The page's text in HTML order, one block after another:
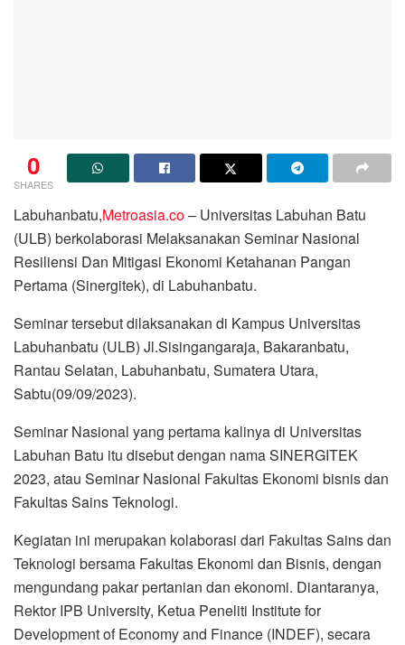
0
SHARES
Labuhanbatu,Metroasia.co– Universitas Labuhan Batu
(ULB) berkolaborasi Melaksanakan Seminar Nasional
Resiliensi Dan Mitigasi Ekonomi Ketahanan Pangan
Pertama (Sinergitek), di Labuhanbatu.
Seminar tersebut dilaksanakan di Kampus Universitas
Labuhanbatu (ULB) Jl.Sisingangaraja, Bakaranbatu,
Rantau Selatan, Labuhanbatu, Sumatera Utara,
Sabtu(09/09/2023).
Seminar Nasional yang pertama kalinya di Universitas
Labuhan Batu itu disebut dengan nama SINERGITEK
2023, atau Seminar Nasional Fakultas Ekonomi bisnis dan
Fakultas Sains Teknologi.
Kegiatan ini merupakan kolaborasi dari Fakultas Sains dan
Teknologi bersama Fakultas Ekonomi dan Bisnis, dengan
mengundang pakar pertanian dan ekonomi. Diantaranya,
Rektor IPB University, Ketua Peneliti Institute for
Development of Economy and Finance (INDEF), secara